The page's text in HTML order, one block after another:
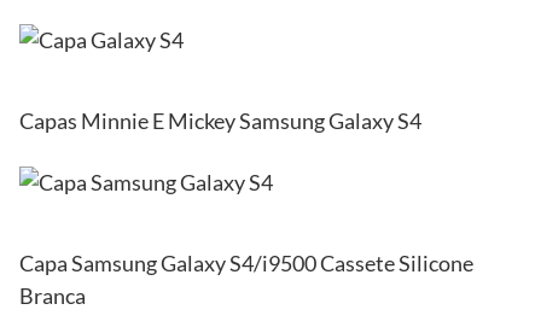
Capas Minnie E Mickey Samsung Galaxy S4
Capa Samsung Galaxy S4/i9500 Cassete Silicone
Branca